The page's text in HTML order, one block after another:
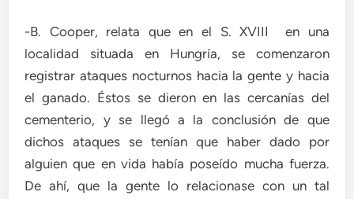
-B. Cooper, relata que en el S. XVIII en una
localidad situada en Hungría, se comenzaron
registrar ataques nocturnos hacia la gente y hacia
el ganado. Éstos se dieron en las cercanías del
cementerio, y se llegó a la conclusión de que
dichos ataques se tenían que haber dado por
alguien que en vida había poseído mucha fuerza.
De ahí, que la gente lo relacionase con un tal